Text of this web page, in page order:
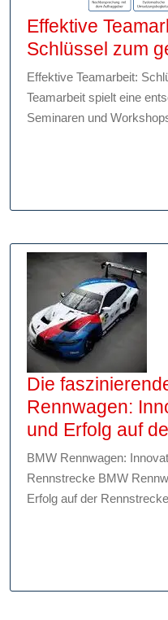
Effektive
Schlüssel zum
Effektive Teamarbeit:
Teamarbeit spielt eine
Seminaren und
Die
Rennwagen:
und Erfolg auf
BMW Rennwagen:
Rennstrecke BMW
Erfolg auf der